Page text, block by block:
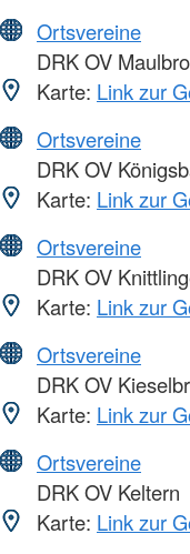
Ortsvereine
DRK OV
Karte: Link zur
Ortsvereine
DRK OV
Karte: Link zur
Ortsvereine
DRK OV
Karte: Link zur
Ortsvereine
DRK OV
Karte: Link zur
Ortsvereine
DRK OV Keltern
Karte: Link zur